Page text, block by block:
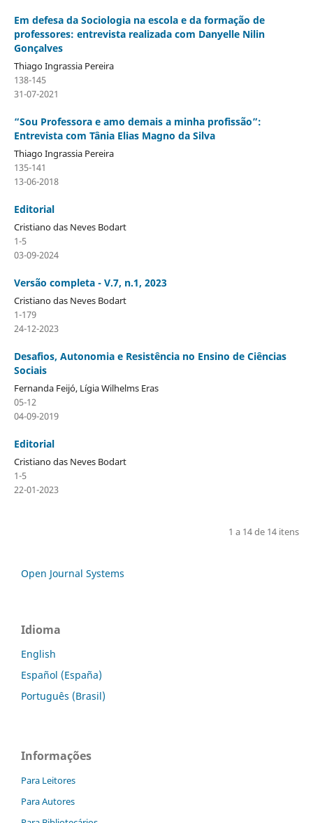
Em defesa da Sociologia na escola e da formação de
professores: entrevista realizada com Danyelle Nilin
Gonçalves
Thiago Ingrassia Pereira
138-145
31-07-2021
“Sou Professora e amo demais a minha profissão”:
Entrevista com Tânia Elias Magno da Silva
Thiago Ingrassia Pereira
135-141
13-06-2018
Editorial
Cristiano das Neves Bodart
1-5
03-09-2024
Versão completa - V.7, n.1, 2023
Cristiano das Neves Bodart
1-179
24-12-2023
Desafios, Autonomia e Resistência no Ensino de Ciências
Sociais
Fernanda Feijó, Lígia Wilhelms Eras
05-12
04-09-2019
Editorial
Cristiano das Neves Bodart
1-5
22-01-2023
1 a 14 de 14 itens
Open Journal Systems
Idioma
English
Español (España)
Português (Brasil)
Informações
Para Leitores
Para Autores